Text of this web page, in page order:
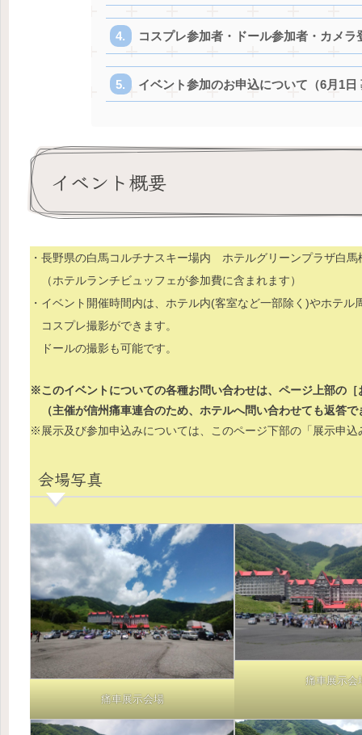
コスプレ参加者・ドール参加者・カメラ
イベント参加のお申込について（6月1
イベント概要
・長野県の白馬コルチナスキー場内 ホテルグリーンプラザ白
（ホテルランチビュッフェが参加費に含まれます）
・イベント開催時間内は、ホテル内(客室など一部除く)やホテ
コスプレ撮影ができます。
ドールの撮影も可能です。
※このイベントについての各種お問い合わせは、ページ上部の
（主催が信州痛車連合のため、ホテルへ問い合わせても返答で
※展示及び参加申込みについては、このページ下部の「展示申
会場写真
痛車展示会場
痛車展示会